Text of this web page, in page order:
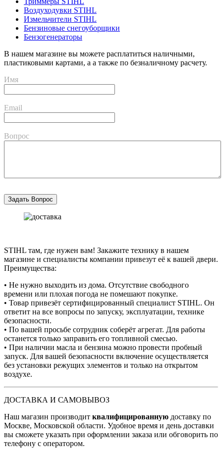
Воздуходувки STIHL
Измельчители STIHL
Бензиновые снегоуборщики
Бензогенераторы
В нашем магазине вы можете расплатиться наличными,
пластиковыми картами, а а также по безналичному расчету.
Имя
Email
Вопрос
STIHL там, где нужен вам! Закажите технику в нашем
магазине и специалисты компании привезут её к вашей двери.
Преимущества:
• Не нужно выходить из дома. Отсутствие свободного
времени или плохая погода не помешают покупке.
• Товар привезёт сертифицированный специалист STIHL. Он
ответит на все вопросы по запуску, эксплуатации, технике
безопасности.
• По вашей просьбе сотрудник соберёт агрегат. Для работы
останется только заправить его топливной смесью.
• При наличии масла и бензина можно провести пробный
запуск. Для вашей безопасности включение осуществляется
без установки режущих элементов и только на открытом
воздухе.
ДОСТАВКА И САМОВЫВОЗ
Наш магазин производит квалифицированную доставку по
Москве, Московской области. Удобное время и день доставки
вы сможете указать при оформлении заказа или обговорить по
телефону с оператором.